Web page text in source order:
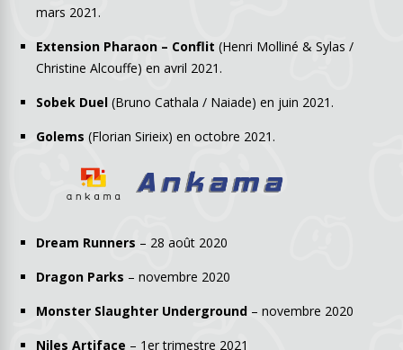
mars 2021.
Extension Pharaon – Conflit (Henri Molliné & Sylas /
Christine Alcouffe) en avril 2021.
Sobek Duel (Bruno Cathala / Naiade) en juin 2021.
Golems (Florian Sirieix) en octobre 2021.
Dream Runners – 28 août 2020
Dragon Parks – novembre 2020
Monster Slaughter Underground – novembre 2020
Niles Artiface – 1er trimestre 2021